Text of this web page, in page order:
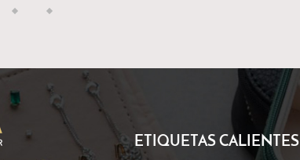
ETIQUETAS CALIENTES